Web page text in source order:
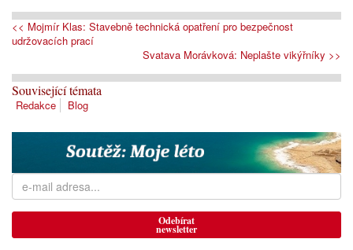
<< Mojmír Klas: Stavebně technická opatření pro bezpečnost
udržovacích prací
Svatava Morávková: Neplašte vikýřníky >>
Související témata
Redakce Blog
Odebírat
newsletter